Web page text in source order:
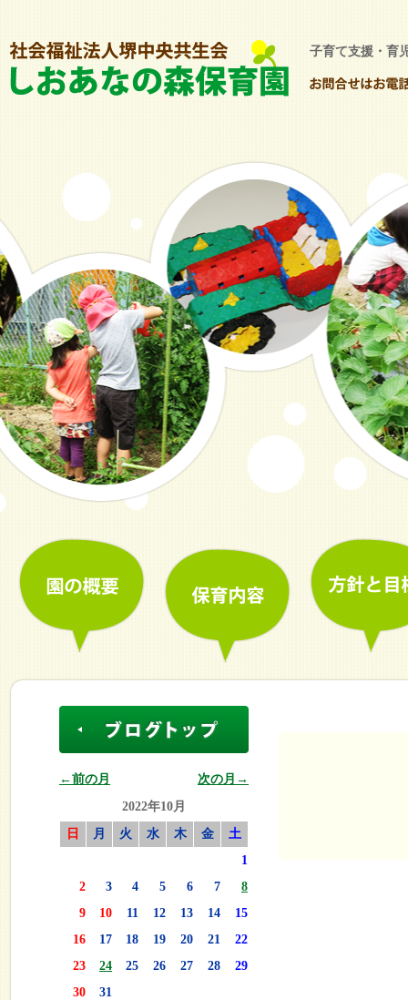
子育て支援・育
←前の月
次の月→
2022年10月
日
月 火 水 木 金
土
1
2
3 4 5 6 7
8
9
10 11 12 13 14
15
16
17 18 19 20 21
22
23
24 25 26 27 28
29
30
31